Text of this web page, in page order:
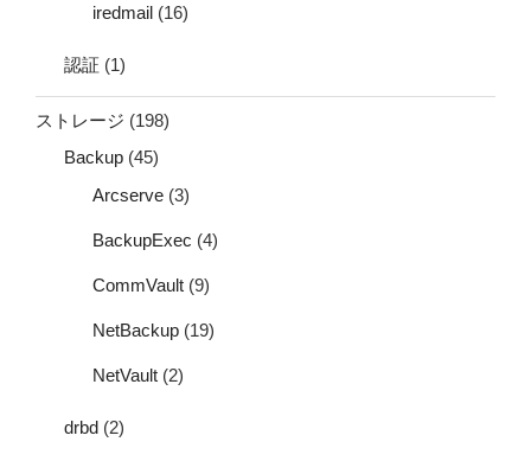
iredmail (16)
認証 (1)
ストレージ (198)
Backup (45)
Arcserve (3)
BackupExec (4)
CommVault (9)
NetBackup (19)
NetVault (2)
drbd (2)